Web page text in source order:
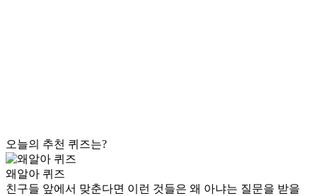
오늘의 추천 퀴즈는?
왜알아 퀴즈
친구들 앞에서 맞춘다면 이런 것들은 왜 아냐는 질문을 받을